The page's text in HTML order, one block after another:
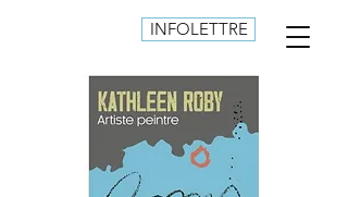
INFOLETTRE